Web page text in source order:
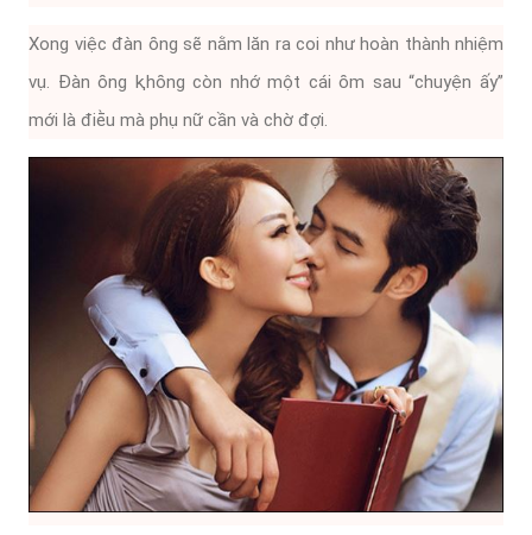
Xong việc ᵭàn ȏng sẽ nằm lăn ra coi như hoàn thành nhiệm
vụ. Đàn ȏng ⱪhȏng còn nhớ một cái ȏm sau “chuyện ấy”
mới là ᵭiḕu mà phụ nữ cần và chờ ᵭợi.